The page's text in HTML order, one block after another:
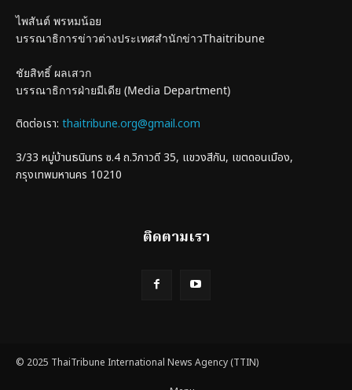
ไพสันต์ พรหมน้อย
บรรณาธิการข่าวต่างประเทศสำนักข่าวThaitribune
ชัยสิทธิ์ ผลเสวก
บรรณาธิการฝ่ายมีเดีย (Media Department)
ติดต่อเรา: thaitribune.org@gmail.com
3/33 หมู่บ้านธนินทร ซ.4 ถ.วิภาวดี 35, แขวงสีกัน, เขตดอนเมือง,
กรุงเทพมหานคร 10210
ติดตามเรา
© 2025 ThaiTribune International News Agency (TTIN)